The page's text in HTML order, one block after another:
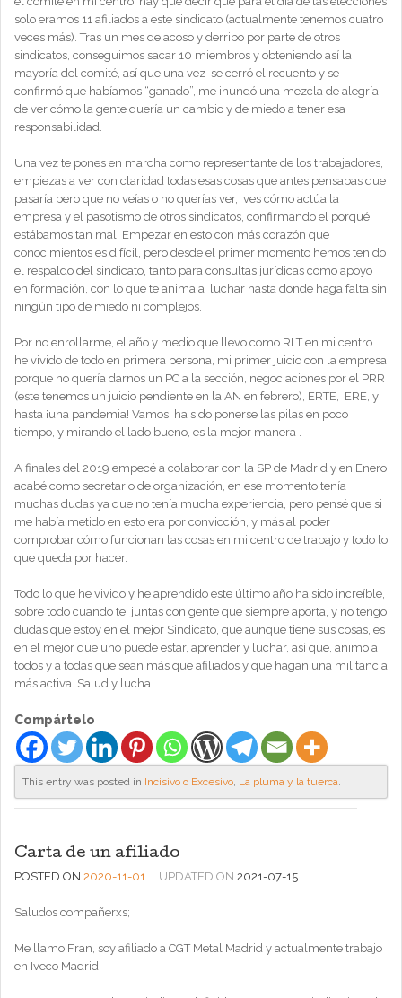
solo eramos 11 afiliados a este sindicato (actualmente tenemos cuatro
veces más). Tras un mes de acoso y derribo por parte de otros
sindicatos, conseguimos sacar 10 miembros y obteniendo así la
mayoría del comité, así que una vez se cerró el recuento y se
confirmó que habíamos “ganado”, me inundó una mezcla de alegría
de ver cómo la gente quería un cambio y de miedo a tener esa
responsabilidad.
Una vez te pones en marcha como representante de los trabajadores,
empiezas a ver con claridad todas esas cosas que antes pensabas que
pasaría pero que no veías o no querías ver, ves cómo actúa la
empresa y el pasotismo de otros sindicatos, confirmando el porqué
estábamos tan mal. Empezar en esto con más corazón que
conocimientos es difícil, pero desde el primer momento hemos tenido
el respaldo del sindicato, tanto para consultas jurídicas como apoyo
en formación, con lo que te anima a luchar hasta donde haga falta sin
ningún tipo de miedo ni complejos.
Por no enrollarme, el año y medio que llevo como RLT en mi centro
he vivido de todo en primera persona, mi primer juicio con la empresa
porque no quería darnos un PC a la sección, negociaciones por el PRR
(este tenemos un juicio pendiente en la AN en febrero), ERTE, ERE, y
hasta ¡una pandemia! Vamos, ha sido ponerse las pilas en poco
tiempo, y mirando el lado bueno, es la mejor manera .
A finales del 2019 empecé a colaborar con la SP de Madrid y en Enero
acabé como secretario de organización, en ese momento tenía
muchas dudas ya que no tenía mucha experiencia, pero pensé que si
me había metido en esto era por convicción, y más al poder
comprobar cómo funcionan las cosas en mi centro de trabajo y todo lo
que queda por hacer.
Todo lo que he vivido y he aprendido este último año ha sido increíble,
sobre todo cuando te juntas con gente que siempre aporta, y no tengo
dudas que estoy en el mejor Sindicato, que aunque tiene sus cosas, es
en el mejor que uno puede estar, aprender y luchar, así que, animo a
todos y a todas que sean más que afiliados y que hagan una militancia
más activa. Salud y lucha.
Compártelo
This entry was posted in Incisivo o Excesivo La pluma y la tuerca
Carta de un afiliado
POSTED ON 2020-11-01 UPDATED ON 2021-07-15
Saludos compañerxs;
Me llamo Fran, soy afiliado a CGT Metal Madrid y actualmente trabajo
en Iveco Madrid.